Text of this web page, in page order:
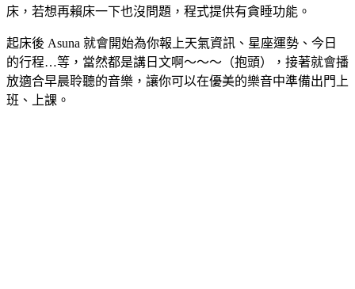
床，若想再賴床一下也沒問題，程式提供有貪睡功能。
起床後 Asuna 就會開始為你報上天氣資訊、星座運勢、今日
的行程…等，當然都是講日文啊～～～（抱頭），接著就會播
放適合早晨聆聽的音樂，讓你可以在優美的樂音中準備出門上
班、上課。